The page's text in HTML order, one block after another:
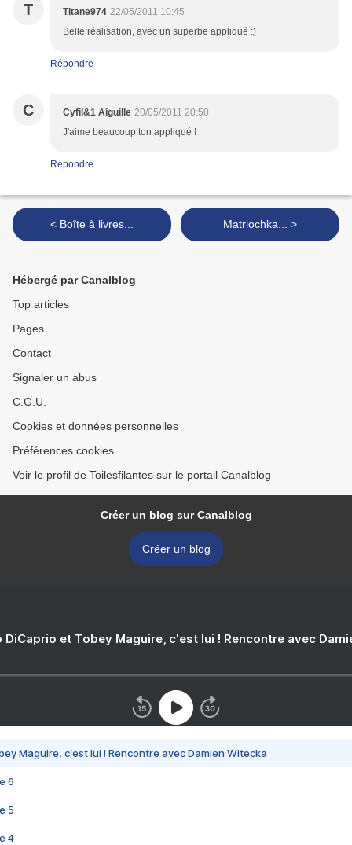
T Titane974 22/05/2011 10:45
Belle réalisation, avec un superbe appliqué :)
Répondre
C Cyfil&1 Aiguille 20/05/2011 20:50
J'aime beaucoup ton appliqué !
Répondre
< Boîte à livres... Matriochka... >
Hébergé par Canalblog
Top articles
Pages
Contact
Signaler un abus
C.G.U.
Cookies et données personnelles
Préférences cookies
Voir le profil de Toilesfilantes sur le portail Canalblog
Créer un blog sur Canalblog
Créer un blog
DiCaprio et Tobey Maguire, c'est lui ! Rencontre avec
Maguire, c'est lui ! Rencontre avec Damien Witecka
6
5
4